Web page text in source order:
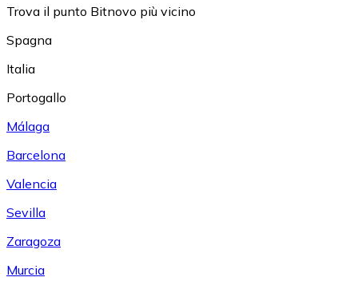
Trova il punto Bitnovo più vicino
Spagna
Italia
Portogallo
Málaga
Barcelona
Valencia
Sevilla
Zaragoza
Murcia